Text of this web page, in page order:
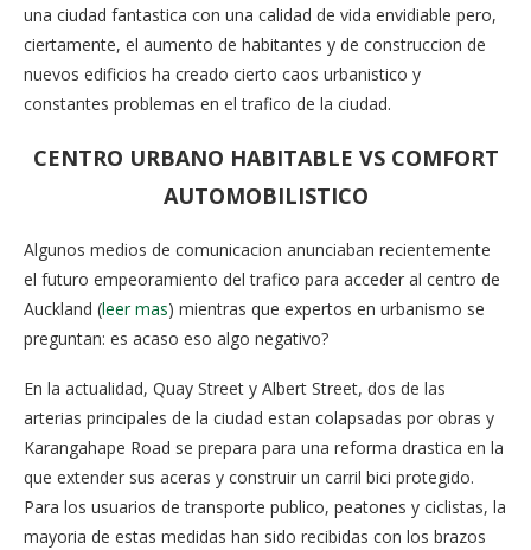
una ciudad fantastica con una calidad de vida envidiable pero,
ciertamente, el aumento de habitantes y de construccion de
nuevos edificios ha creado cierto caos urbanistico y
constantes problemas en el trafico de la ciudad.
CENTRO URBANO HABITABLE VS COMFORT
AUTOMOBILISTICO
Algunos medios de comunicacion anunciaban recientemente
el futuro empeoramiento del trafico para acceder al centro de
Auckland (leer mas) mientras que expertos en urbanismo se
preguntan: es acaso eso algo negativo?
En la actualidad, Quay Street y Albert Street, dos de las
arterias principales de la ciudad estan colapsadas por obras y
Karangahape Road se prepara para una reforma drastica en la
que extender sus aceras y construir un carril bici protegido.
Para los usuarios de transporte publico, peatones y ciclistas, la
mayoria de estas medidas han sido recibidas con los brazos